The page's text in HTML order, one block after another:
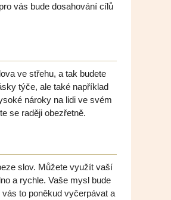
vás bude dosahování cílů
ve střehu, a tak budete
týče, ale také například
nároky na lidi ve svém
se raději obezřetně.
slov. Můžete využít vaší
a rychle. Vaše mysl bude
to poněkud vyčerpávat a